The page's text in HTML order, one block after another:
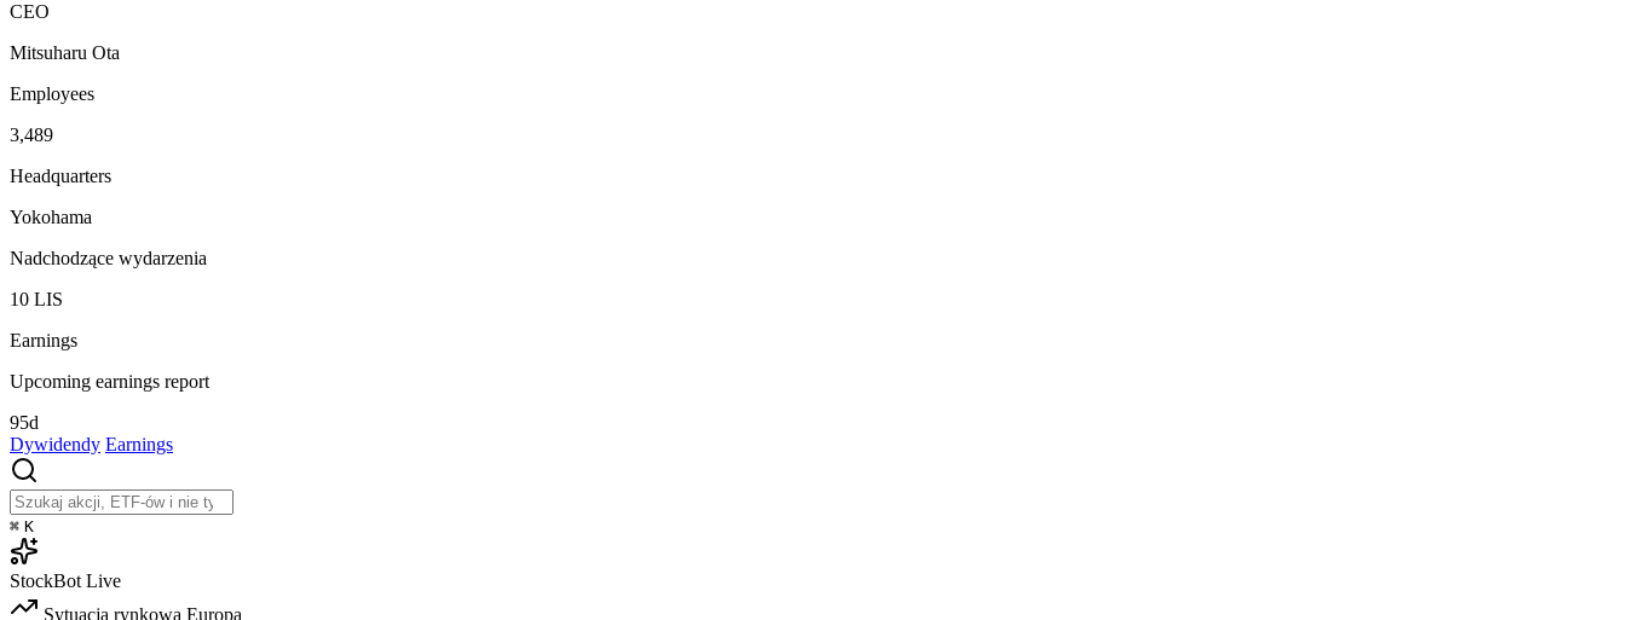
CEO
Mitsuharu Ota
Employees
3,489
Headquarters
Yokohama
Nadchodzące wydarzenia
10 LIS
Earnings
Upcoming earnings report
95d
Dywidendy Earnings
⌘ K
StockBot Live
Sytuacja rynkowa Europa